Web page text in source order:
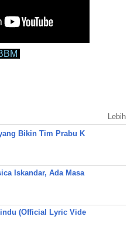
Lebih
Bikin Tim Prabu K
Iskandar, Ada Masa
(Official Lyric Vide